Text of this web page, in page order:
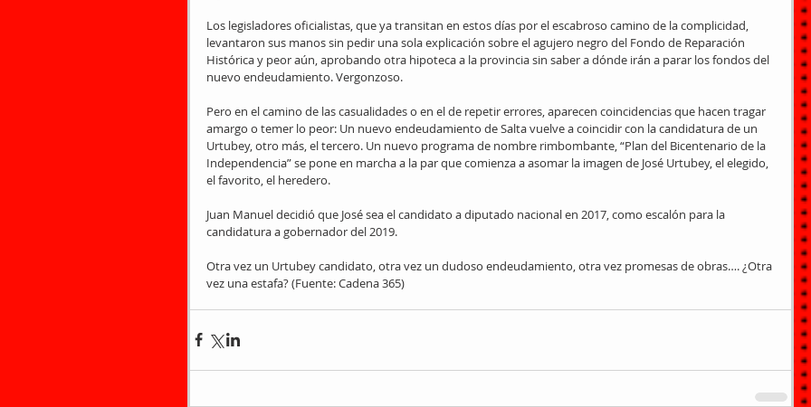
Los legisladores oficialistas, que ya transitan en estos días por el escabroso camino de la complicidad,
levantaron sus manos sin pedir una sola explicación sobre el agujero negro del Fondo de Reparación
Histórica y peor aún, aprobando otra hipoteca a la provincia sin saber a dónde irán a parar los fondos del
nuevo endeudamiento. Vergonzoso.
Pero en el camino de las casualidades o en el de repetir errores, aparecen coincidencias que hacen tragar
amargo o temer lo peor: Un nuevo endeudamiento de Salta vuelve a coincidir con la candidatura de un
Urtubey, otro más, el tercero. Un nuevo programa de nombre rimbombante, “Plan del Bicentenario de la
Independencia” se pone en marcha a la par que comienza a asomar la imagen de José Urtubey, el elegido,
el favorito, el heredero.
Juan Manuel decidió que José sea el candidato a diputado nacional en 2017, como escalón para la
candidatura a gobernador del 2019.
Otra vez un Urtubey candidato, otra vez un dudoso endeudamiento, otra vez promesas de obras…. ¿Otra
vez una estafa? (Fuente: Cadena 365)